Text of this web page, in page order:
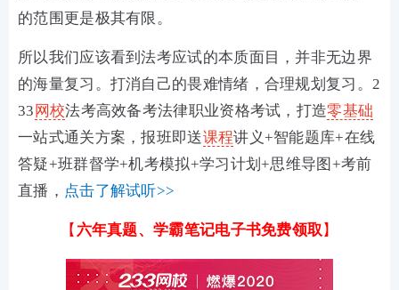
的范围更是极其有限。
所以我们应该看到法考应试的本质面目，并非无边界
的海量复习。打消自己的畏难情绪，合理规划复习。2
33 网校法考高效备考法律职业资格考试，打造零基础
一站式通关方案，报班即送课程讲义+智能题库+在线
答疑+班群督学+机考模拟+学习计划+思维导图+考前
直播， 点击了解试听>>
【 六年真题、学霸笔记电子书免费领取 】